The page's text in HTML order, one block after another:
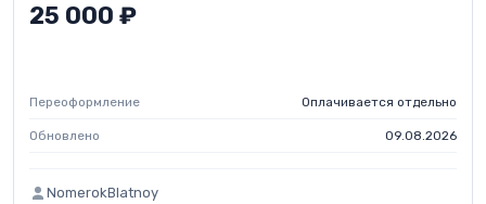
25 000 ₽
Переоформление Оплачивается отдельно
Обновлено 09.08.2026
NomerokBlatnoy